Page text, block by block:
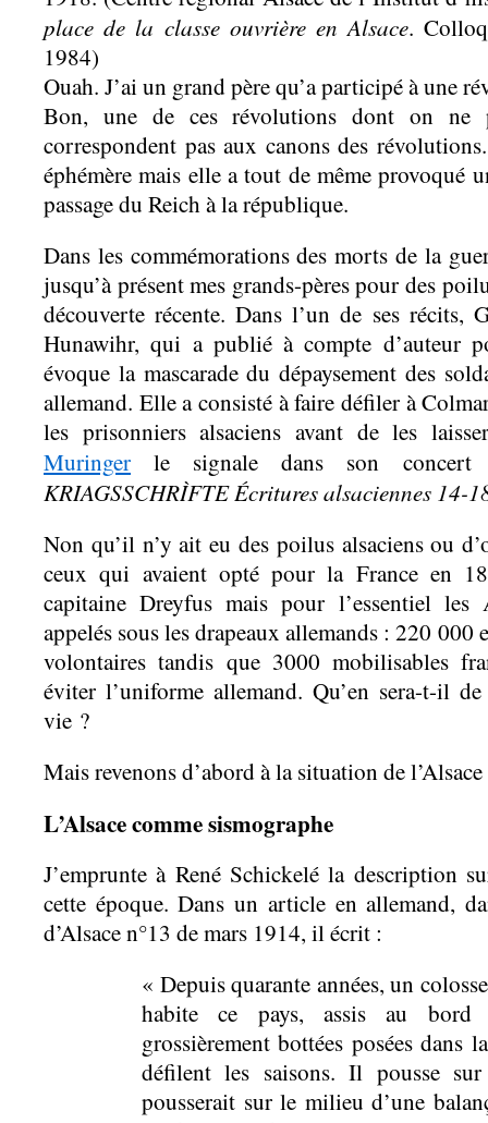
place de la classe ouvrière en Alsace.
1984)
Ouah. J’ai un grand père qu’a participé à une
Bon, une de ces révolutions dont on ne
correspondent pas aux canons des
éphémère mais elle a tout de même provoqué
passage du Reich à la république.
Dans les commémorations des morts de la
jusqu’à présent mes grands-pères pour des
découverte récente. Dans l’un de ses récits,
Hunawihr, qui a publié à compte d’auteur
évoque la mascarade du dépaysement des
allemand. Elle a consisté à faire défiler à
les prisonniers alsaciens avant de les
Muringer le signale dans son
KRIAGSSCHRÌFTE Écritures alsaciennes 14-
Non qu’il n’y ait eu des poilus alsaciens ou
ceux qui avaient opté pour la France en
capitaine Dreyfus mais pour l’essentiel les
appelés sous les drapeaux allemands : 220
volontaires tandis que 3000 mobilisables
éviter l’uniforme allemand. Qu’en sera-t-il
vie ?
Mais revenons d’abord à la situation de l’Alsace
L’Alsace comme sismographe
J’emprunte à René Schickelé la description
cette époque. Dans un article en allemand,
d’Alsace n°13 de mars 1914, il écrit :
« Depuis quarante années, un
habite ce pays, assis au bord
grossièrement bottées posées dans
défilent les saisons. Il pousse
pousserait sur le milieu d’une